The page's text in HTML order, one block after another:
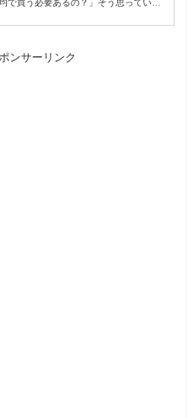
で買う必要あるの？」そう思っている
能性で、多くのサイクリストから注目
の自転車ライトが人気を集め...
ンサーリンク